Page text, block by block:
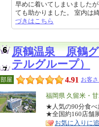
早めに着いてしまいました
ても助かりました。 室内
づきはこちら
原鶴温泉 原鶴
テルグループ）
部屋 4.91 お客
エ
リ
ア
福岡県 久留米・
特
徴
★人気の90分食べ
★全国約160店舗
お気に入りに